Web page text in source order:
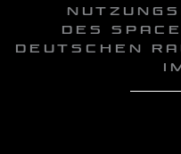
des
Deutschen